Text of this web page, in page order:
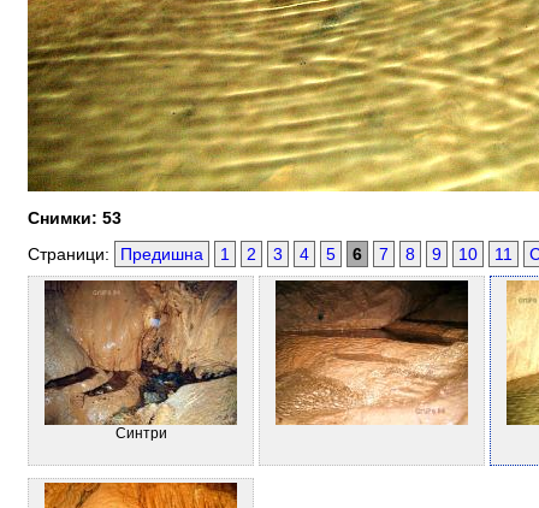
Снимки: 53
Страници:
Предишна 1 2 3 4 5 6 7 8 9 10 11
Синтри